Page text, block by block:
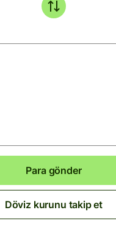
Para gönder
Döviz kurunu takip et